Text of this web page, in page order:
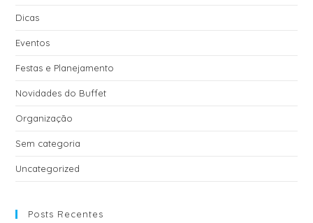
Dicas
Eventos
Festas e Planejamento
Novidades do Buffet
Organização
Sem categoria
Uncategorized
Posts Recentes